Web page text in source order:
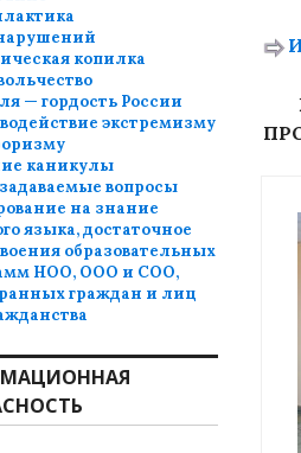
копилка
— гордость России
экстремизму
каникулы
вопросы
на знание
языка, достаточное
образовательных
НОО, ООО и СОО,
граждан и лиц